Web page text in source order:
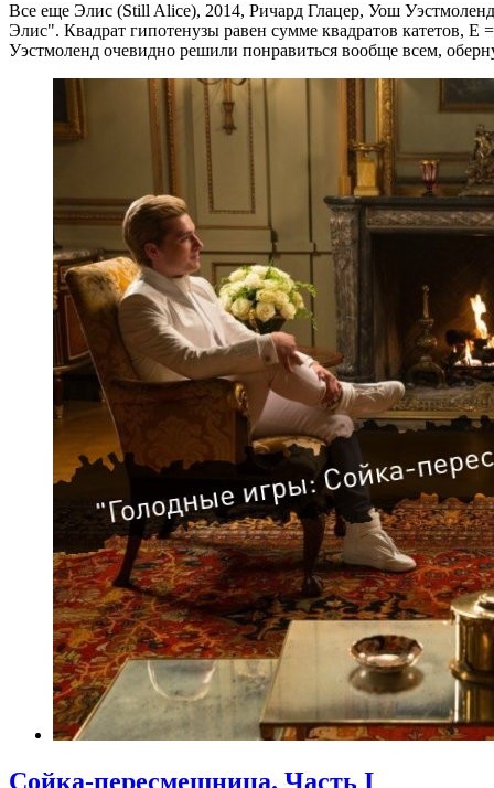
Все еще Элис (Still Alice), 2014, Ричард Глацер, Уош
Элис". Квадрат гипотенузы равен сумме квадратов катетов,
Уэстмоленд очевидно решили понравиться вообще всем,
Сойка-пересмешница. Часть I